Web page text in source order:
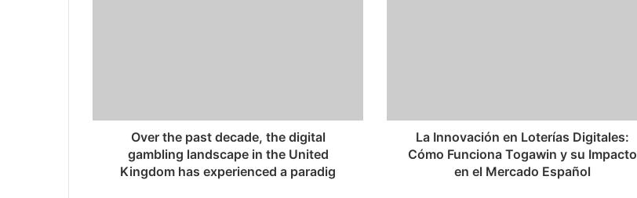
Over the past decade, the digital
gambling landscape in the United
Kingdom has experienced a paradig
La Innovación en Loterías Digitales:
Cómo Funciona Togawin y su Impacto
en el Mercado Español